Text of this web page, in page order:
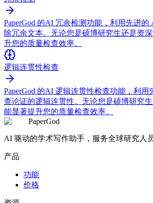
PaperGod 的AI 冗余检测功能，利用先进的
除冗余文本。无论您是硕博研究生还是资
升您的质量检查效率。
逻辑连贯性检查
PaperGod 的AI 逻辑连贯性检查功能，利用
查论证的逻辑连贯性。无论您是硕博研究
能显著提升您的质量检查效率。
PaperGod
AI 驱动的学术写作助手，服务全球研究人
产品
功能
价格